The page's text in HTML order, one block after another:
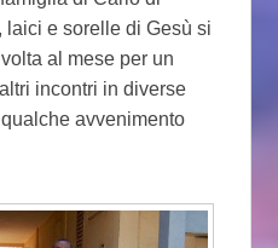
laici e sorelle di Gesù si
al mese per un
incontri in diverse
avvenimento